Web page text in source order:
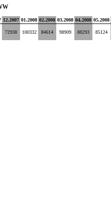
12.2007 01.2008 02.2008 03.2008 04.2008 05.2008
72938 100332 84614 98909 88293 85124